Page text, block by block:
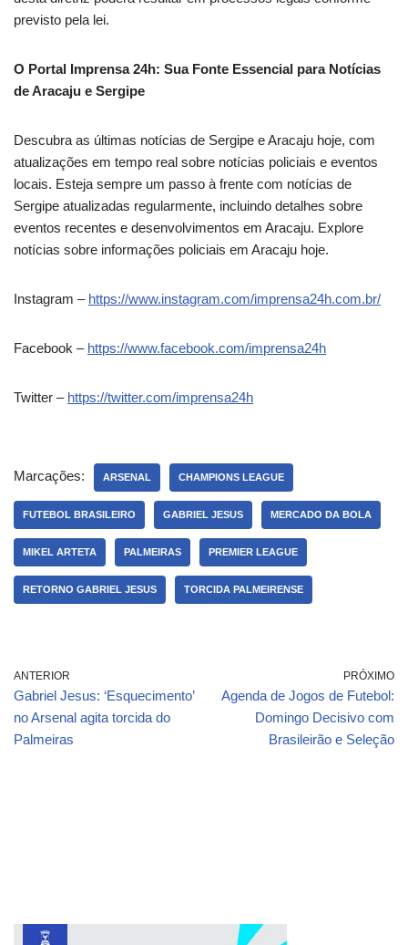
previsto pela lei.
O Portal Imprensa 24h: Sua Fonte Essencial para Notícias
de Aracaju e Sergipe
Descubra as últimas notícias de Sergipe e Aracaju hoje, com
atualizações em tempo real sobre notícias policiais e eventos
locais. Esteja sempre um passo à frente com notícias de
Sergipe atualizadas regularmente, incluindo detalhes sobre
eventos recentes e desenvolvimentos em Aracaju. Explore
notícias sobre informações policiais em Aracaju hoje.
Instagram – https://www.instagram.com/imprensa24h.com.br/
Facebook – https://www.facebook.com/imprensa24h
Twitter – https://twitter.com/imprensa24h
Marcações: ARSENAL CHAMPIONS LEAGUE
FUTEBOL BRASILEIRO GABRIEL JESUS MERCADO DA BOLA
MIKEL ARTETA PALMEIRAS PREMIER LEAGUE
RETORNO GABRIEL JESUS TORCIDA PALMEIRENSE
ANTERIOR
Gabriel Jesus: ‘Esquecimento’
no Arsenal agita torcida do
Palmeiras
PRÓXIMO
Agenda de Jogos de Futebol:
Domingo Decisivo com
Brasileirão e Seleção